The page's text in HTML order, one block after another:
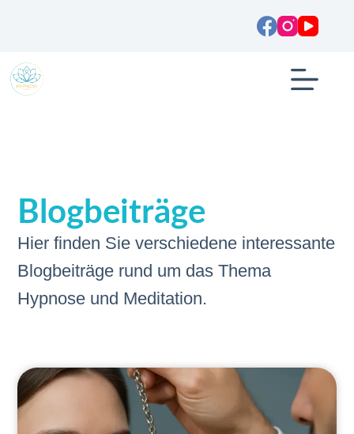
Blogbeiträge
Hier finden Sie verschiedene interessante
Blogbeiträge rund um das Thema
Hypnose und Meditation.